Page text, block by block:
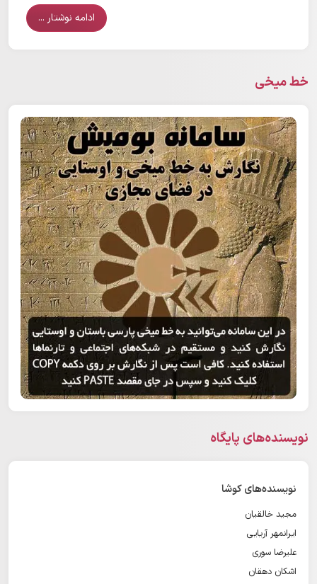
ادامه نوشتار ...
خط میخی
نویسنده‌های پایگاه
نویسنده‌های کوشا
مجید خالقیان
ایرانمهر آریایی
علیرضا سوری
اشکان دهقان